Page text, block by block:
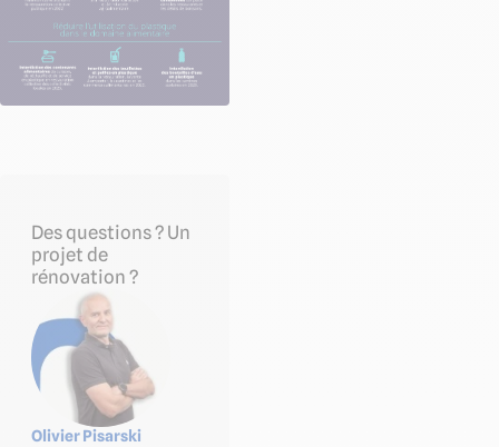
Des questions ? Un
projet de
rénovation ?
Olivier Pisarski